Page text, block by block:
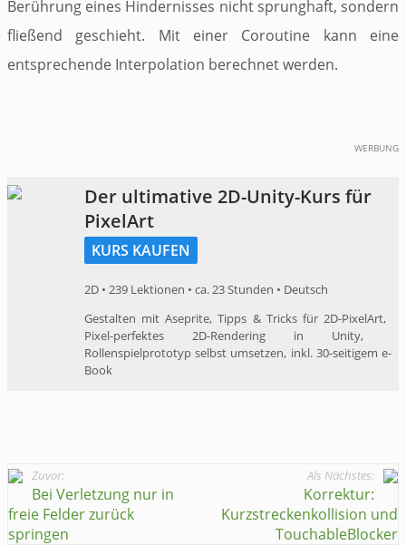
Berührung eines Hindernisses nicht sprunghaft, sondern
fließend geschieht. Mit einer Coroutine kann eine
entsprechende Interpolation berechnet werden.
WERBUNG
​Der ultimative 2D-Unity-Kurs für
PixelArt
KURS KAUFEN
2D • 239 Lektionen • ca. 23 Stunden • Deutsch
​Gestalten mit Aseprite, ​Tipps & Tricks für 2D-​PixelArt, ​
Pixel-perfektes ​2D-​Rendering in Unity​, ​
Rollenspielprototyp selbst ​umsetzen, ​inkl. ​30-seitigem ​e-
Book​
Zuvor:
Bei Verletzung nur in
freie Felder zurück
springen
Als Nächstes:
Korrektur:
Kurzstreckenkollision und
TouchableBlocker